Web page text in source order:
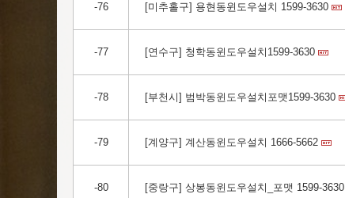
-76 [미추홀구] 용현동윈도우설치 1599-3630
-77 [연수구] 청학동윈도우설치1599-3630
-78 [부천시] 범박동윈도우설치포맷1599-3630
-79 [계양구] 계산동윈도우설치 1666-5662
-80 [중랑구] 상봉동윈도우설치_포맷 1599-3630